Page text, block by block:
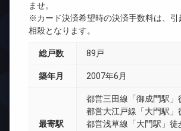
ませ。
※カード決済希望時の決済手数料は、引
相殺となります。
総戸数 89戸
築年月 2007年6月
最寄駅
都営三田線「御成門駅」
都営大江戸線「大門駅」
都営浅草線「大門駅」徒